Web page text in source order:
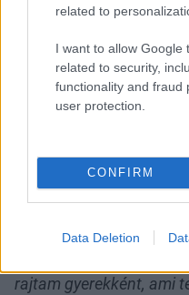
related to
I want to allow Google
related to security,
functionality and fraud
user protection.
CONFIRM
Data Deletion
Annoni Zita
életemben, hogy milyen
rajtam gyerekként, ami